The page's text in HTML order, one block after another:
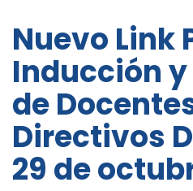
Nuevo Link
Inducción
de
Directivos
29 de